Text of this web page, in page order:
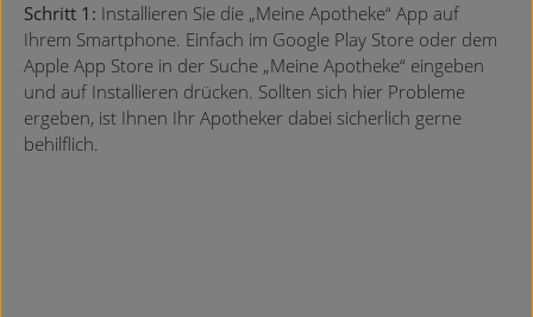
Schritt 1: Installieren Sie die „Meine Apotheke“ App auf
Ihrem Smartphone. Einfach im Google Play Store oder dem
Apple App Store in der Suche „Meine Apotheke“ eingeben
und auf Installieren drücken. Sollten sich hier Probleme
ergeben, ist Ihnen Ihr Apotheker dabei sicherlich gerne
behilflich.